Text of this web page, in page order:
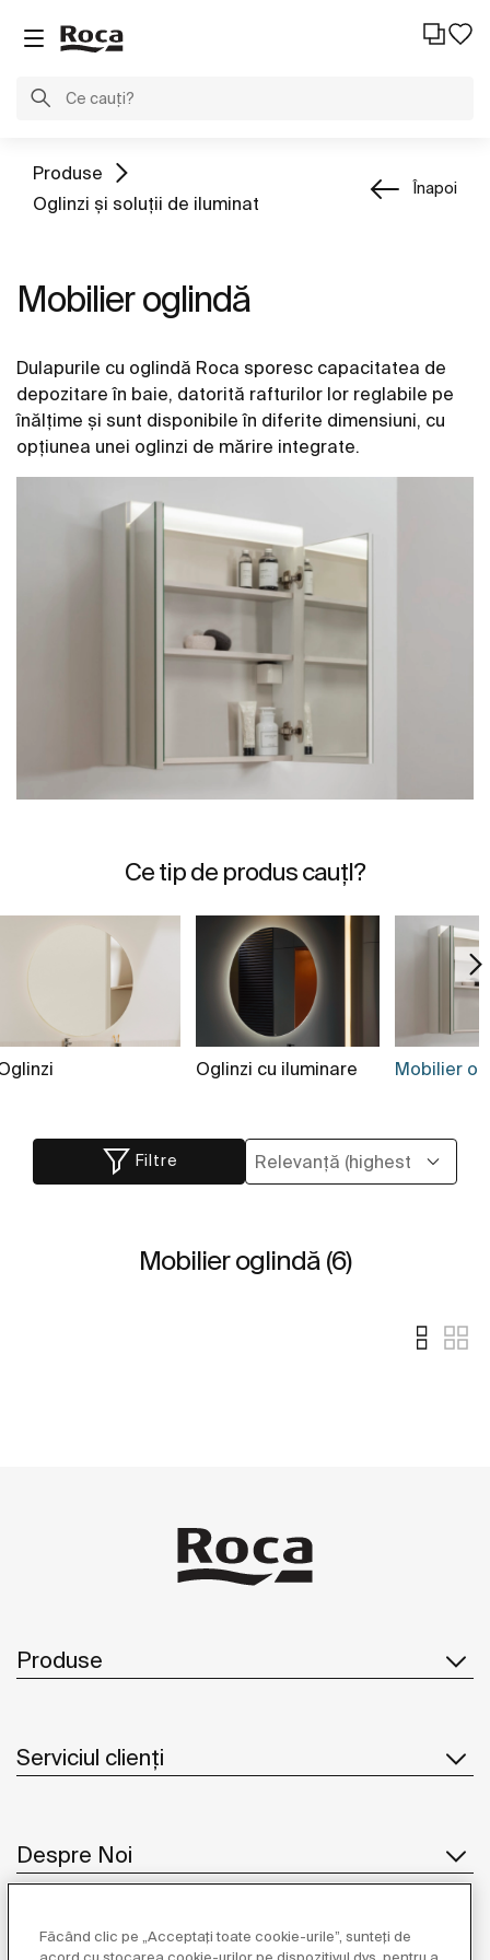
Produse
Oglinzi și soluții de iluminat
Înapoi
Mobilier oglindă
Dulapurile cu oglindă Roca sporesc capacitatea de
depozitare în baie, datorită rafturilor lor reglabile pe
înălțime și sunt disponibile în diferite dimensiuni, cu
opțiunea unei oglinzi de mărire integrate.
Ce tip de produs cauțI?
Oglinzi cu iluminare Mobilier
Filtre
Mobilier oglindă (6)
Produse
Serviciul clienți
Despre Noi
Inspirație
Făcând clic pe „Acceptați toate cookie-urile”, sunteți de